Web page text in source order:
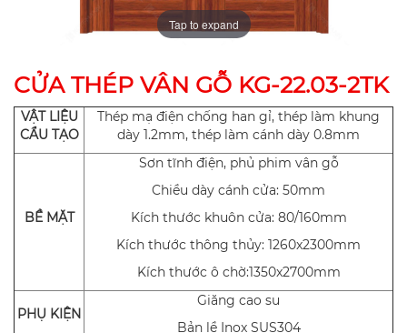
Tap to expand
CỬA THÉP VÂN GỖ KG-22.03-2TK
VẬT LIỆU
CẨU TẠO
Thép mạ điện chống han gỉ, thép làm khung
dày 1.2mm, thép làm cánh dày 0.8mm
BỀ MẶT
Sơn tĩnh điện, phủ phim vân gỗ
Chiều dày cánh cửa: 50mm
Kích thước khuôn cửa: 80/160mm
Kích thước thông thủy: 1260x2300mm
Kích thước ô chờ:1350x2700mm
PHỤ KIỆN
Giăng cao su
Bản lề Inox SUS304